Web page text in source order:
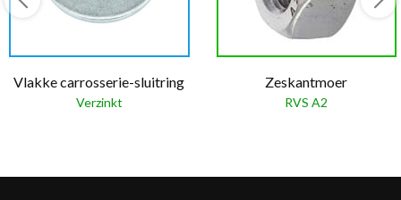
Vlakke carrosserie-sluitring
Verzinkt
Zeskantmoer
RVS A2